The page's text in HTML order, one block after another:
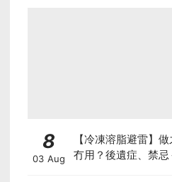
8
03 Aug
【冷凍溶脂避雷】
冇用？後遺症、禁忌